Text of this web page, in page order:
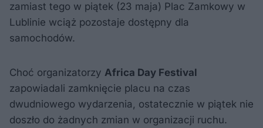
zamiast tego w piątek (23 maja) Plac Zamkowy w
Lublinie wciąż pozostaje dostępny dla
samochodów.
Choć organizatorzy Africa Day Festival
zapowiadali zamknięcie placu na czas
dwudniowego wydarzenia, ostatecznie w piątek nie
doszło do żadnych zmian w organizacji ruchu.